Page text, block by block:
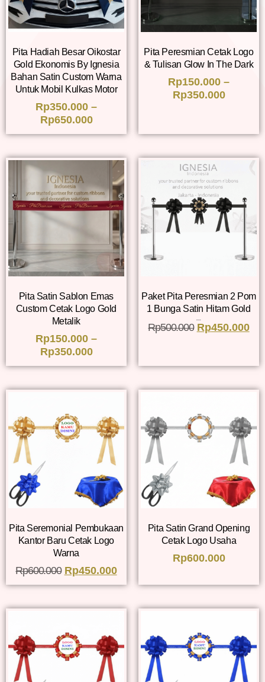
Pita Hadiah Besar Oikostar
Gold Ekonomis By Ignesia
Bahan Satin Custom Warna
Untuk Mobil Kulkas Motor
Rp350.000 –
Rp650.000
Pita Peresmian Cetak Logo
& Tulisan Glow In The Dark
Rp150.000 –
Rp350.000
Pita Satin Sablon Emas
Custom Cetak Logo Gold
Metalik
Rp150.000 –
Rp350.000
Paket Pita Peresmian 2 Pom
1 Bunga Satin Hitam Gold
Rp500.000 Rp450.000
Pita Seremonial Pembukaan
Kantor Baru Cetak Logo
Warna
Rp600.000 Rp450.000
Pita Satin Grand Opening
Cetak Logo Usaha
Rp600.000